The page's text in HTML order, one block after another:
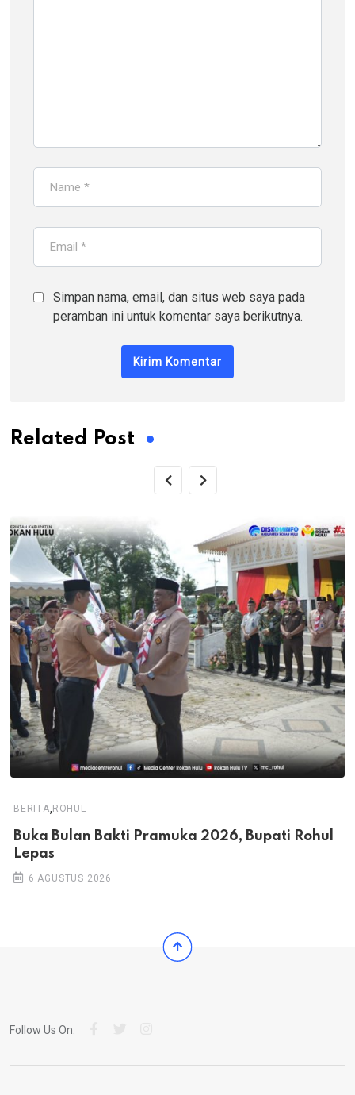
Simpan nama, email, dan situs web saya pada
peramban ini untuk komentar saya berikutnya.
Related Post
BERITA,ROHUL
Buka Bulan Bakti Pramuka 2026, Bupati Rohul
Lepas
6 AGUSTUS 2026
Follow Us On: